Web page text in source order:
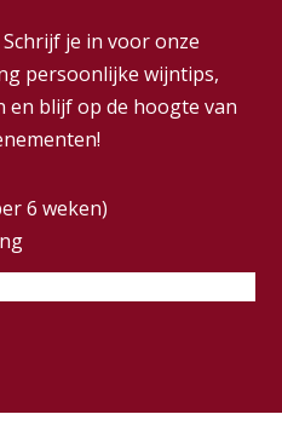
je in voor onze
persoonlijke wijntips,
en blijf op de hoogte van
6 weken)